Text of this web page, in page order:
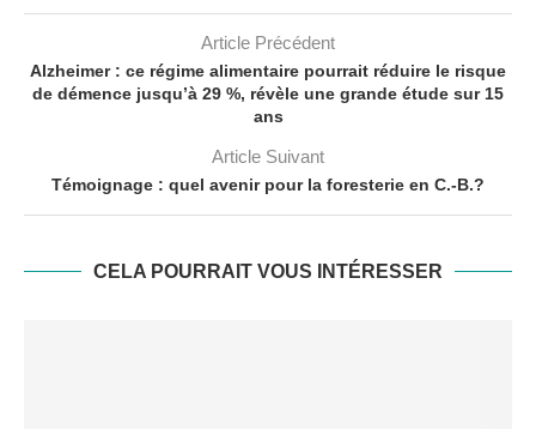
Article Précédent
Alzheimer : ce régime alimentaire pourrait réduire le risque
de démence jusqu’à 29 %, révèle une grande étude sur 15
ans
Article Suivant
Témoignage : quel avenir pour la foresterie en C.-B.?
CELA POURRAIT VOUS INTÉRESSER